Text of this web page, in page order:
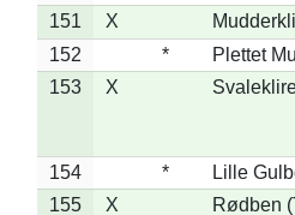
151
X
152
*
Plettet
153
X
154 *
Lille
155
X Rødben